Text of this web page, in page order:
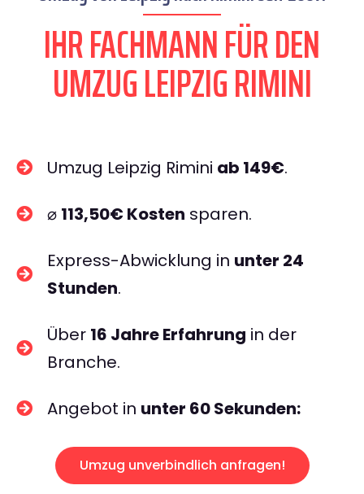
IHR FACHMANN FÜR DEN
UMZUG LEIPZIG RIMINI
Umzug Leipzig Rimini ab 149€.
⌀ 113,50€ Kosten sparen.
Express-Abwicklung in unter 24
Stunden.
Über 16 Jahre Erfahrung in der
Branche.
Angebot in unter 60 Sekunden:
Umzug unverbindlich anfragen!